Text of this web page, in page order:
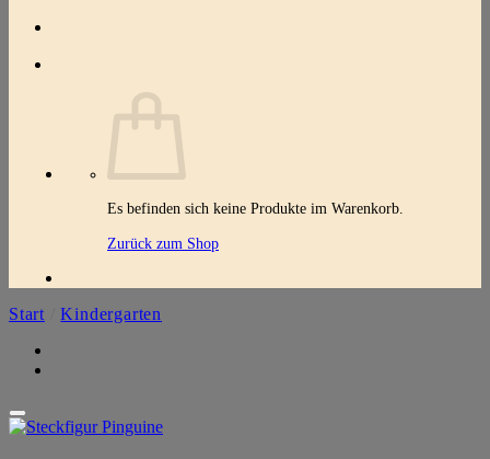
Es befinden sich keine Produkte im Warenkorb.
Zurück zum Shop
Start Kindergarten